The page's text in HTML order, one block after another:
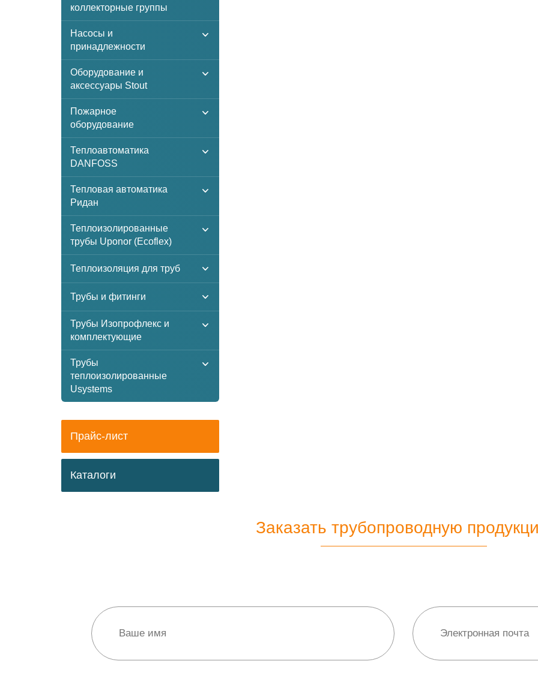
коллекторные группы
Насосы и
принадлежности
Оборудование и
аксессуары Stout
Пожарное
оборудование
Теплоавтоматика
DANFOSS
Тепловая автоматика
Ридан
Теплоизолированные
трубы Uponor (Ecoflex)
Теплоизоляция для труб
Трубы и фитинги
Трубы Изопрофлекс и
комплектующие
Трубы
теплоизолированные
Usystems
Прайс-лист
Каталоги
Заказать трубопроводную